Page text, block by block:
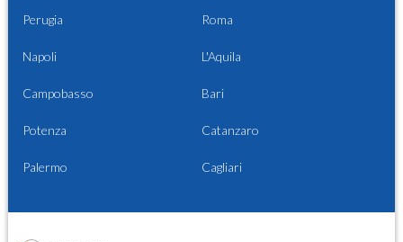
Perugia Roma
Napoli L'Aquila
Campobasso Bari
Potenza Catanzaro
Palermo Cagliari